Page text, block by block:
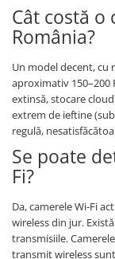
Cât costă o
România?
Un model decent, cu
aproximativ 150–200
extinsă, stocare
extrem de ieftine
regulă,
Se poate
Fi?
Da, camerele Wi-Fi
wireless din jur.
transmisiile.
transmit wireless